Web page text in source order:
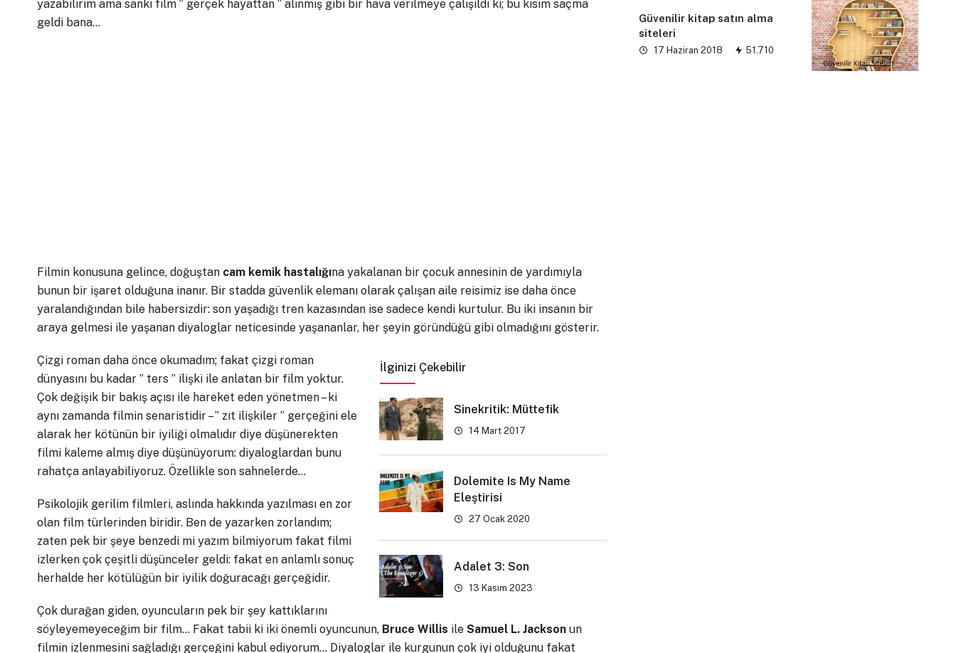
yazabilirim ama sanki film ” gerçek hayattan ” alınmış gibi bir hava verilmeye çalışıldı ki; bu kısım saçma
geldi bana…
Filmin konusuna gelince, doğuştan cam kemik hastalığına yakalanan bir çocuk annesinin de yardımıyla
bunun bir işaret olduğuna inanır. Bir stadda güvenlik elemanı olarak çalışan aile reisimiz ise daha önce
yaralandığından bile habersizdir: son yaşadığı tren kazasından ise sadece kendi kurtulur. Bu iki insanın bir
araya gelmesi ile yaşanan diyaloglar neticesinde yaşananlar, her şeyin göründüğü gibi olmadığını gösterir.
İlginizi Çekebilir
Sinekritik: Müttefik
14 Mart 2017
Dolemite Is My Name
Eleştirisi
27 Ocak 2020
Adalet 3: Son
13 Kasım 2023
Çizgi roman daha önce okumadım; fakat çizgi roman
dünyasını bu kadar ” ters ” ilişki ile anlatan bir film yoktur.
Çok değişik bir bakış açısı ile hareket eden yönetmen – ki
aynı zamanda filmin senaristidir – ” zıt ilişkiler ” gerçeğini ele
alarak her kötünün bir iyiliği olmalıdır diye düşünerekten
filmi kaleme almış diye düşünüyorum: diyaloglardan bunu
rahatça anlayabiliyoruz. Özellikle son sahnelerde…
Psikolojik gerilim filmleri, aslında hakkında yazılması en zor
olan film türlerinden biridir. Ben de yazarken zorlandım;
zaten pek bir şeye benzedi mi yazım bilmiyorum fakat filmi
izlerken çok çeşitli düşünceler geldi: fakat en anlamlı sonuç
herhalde her kötülüğün bir iyilik doğuracağı gerçeğidir.
Çok durağan giden, oyuncuların pek bir şey kattıklarını
söyleyemeyeceğim bir film… Fakat tabii ki iki önemli oyuncunun, Bruce Willis ile Samuel L. Jackson un
filmin izlenmesini sağladığı gerçeğini kabul ediyorum… Diyaloglar ile kurgunun çok iyi olduğunu fakat
Güvenilir kitap satın alma
siteleri
17 Haziran 2018 51.710